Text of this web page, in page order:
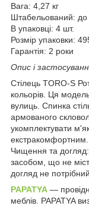
Вага: 4,27 кг
Штабельований: до
В упаковці: 4 шт.
Розмір упаковки:
Гарантія: 2 роки
Опис і
Стілець TORO-S
кольорів. Ця
вулиць. Спинка
армованого
укомплектувати
екстракомфортним.
Чищення та
засобом, що не
догляд не потрібний.
PAPATYA —
меблів. PAPATYA